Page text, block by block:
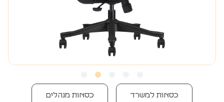
כסאות למשרד כסאות מנהלים